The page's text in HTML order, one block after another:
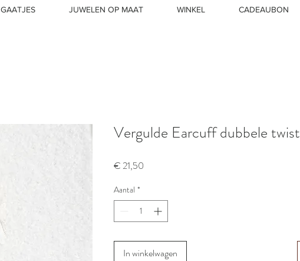
GAATJES JUWELEN OP MAAT WINKEL CADEAUBON
Vergulde Earcuff dubbele twist
€ 21,50
Aantal *
In winkelwagen